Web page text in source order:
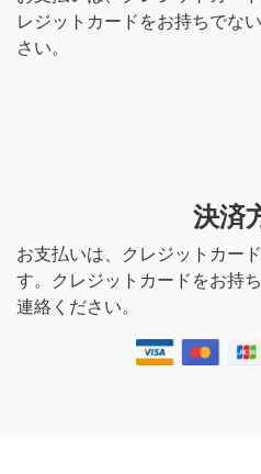
レジットカードをお持ちでな
さい。
決済
お支払いは、クレジットカー
す。クレジットカードをお持
連絡ください。